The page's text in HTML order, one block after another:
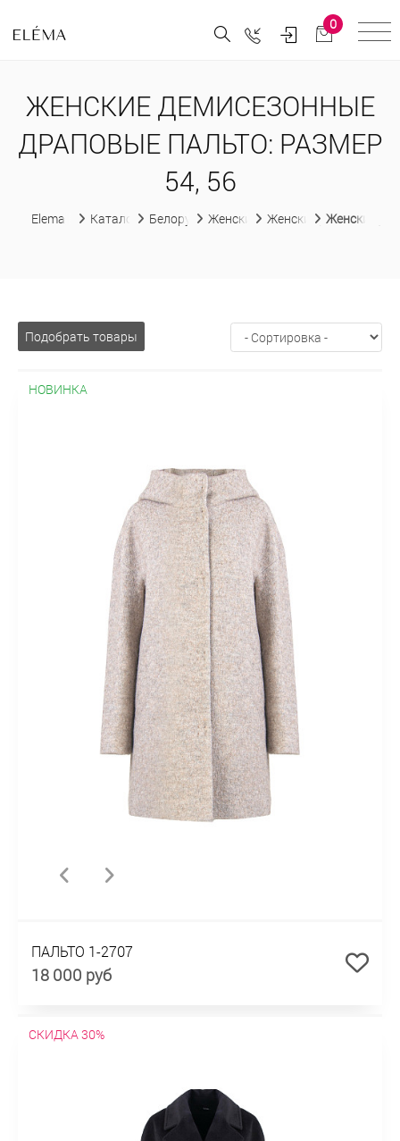
0
ЖЕНСКИЕ ДЕМИСЕЗОННЫЕ
ДРАПОВЫЕ ПАЛЬТО: РАЗМЕР
54, 56
Elema Каталог Белорусская женская одежда
Женские пальто
Женские Женские
Подобрать товары
НОВИНКА
ПАЛЬТО 1-2707
18 000 руб
СКИДКА 30%